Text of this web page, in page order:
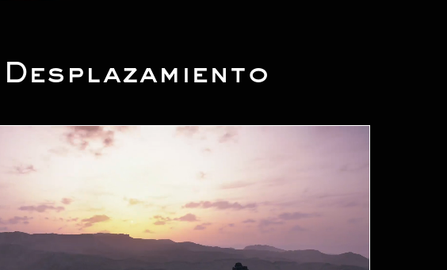
Desplazamiento